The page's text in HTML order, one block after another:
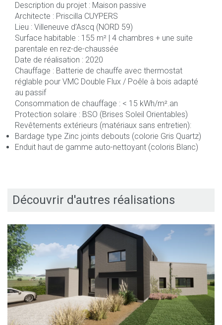
Description du projet : Maison passive
Architecte : Priscilla CUYPERS
Lieu : Villeneuve d’Ascq (NORD 59)
Surface habitable : 155 m² | 4 chambres + une suite
parentale en rez-de-chaussée
Date de réalisation : 2020
Chauffage : Batterie de chauffe avec thermostat
réglable pour VMC Double Flux / Poêle à bois adapté
au passif
Consommation de chauffage : < 15 kWh/m².an
Protection solaire : BSO (Brises Soleil Orientables)
Revêtements extérieurs (matériaux sans entretien):
Bardage type Zinc joints debouts (colorie Gris Quartz)
Enduit haut de gamme auto-nettoyant (coloris Blanc)
Découvrir d'autres réalisations